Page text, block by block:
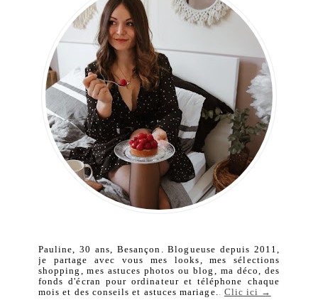
Pauline, 30 ans, Besançon. Blogueuse depuis 2011,
je partage avec vous mes looks, mes sélections
shopping, mes astuces photos ou blog, ma déco, des
fonds d'écran pour ordinateur et téléphone chaque
mois et des conseils et astuces mariage.. Clic ici →